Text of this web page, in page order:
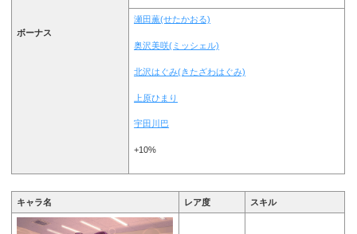
ボーナス
瀬田薫(せたかおる)
奥沢美咲(ミッシェル)
北沢はぐみ(きたざわはぐみ)
上原ひまり
宇田川巴
+10%
キャラ名 レア度 スキル